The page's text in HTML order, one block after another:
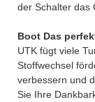
der Schalter das
Boot Das
UTK fügt viele
Stoffwechsel
verbessern und
Sie Ihre